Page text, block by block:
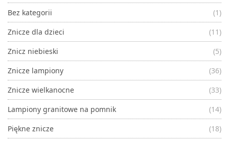
Bez kategorii
(1)
Znicze dla dzieci
(11)
Znicz niebieski
(5)
Znicze lampiony
(36)
Znicze wielkanocne
(33)
Lampiony granitowe na pomnik
(14)
Piękne znicze
(18)